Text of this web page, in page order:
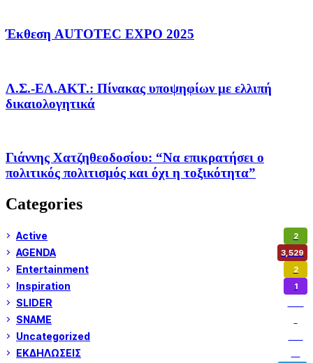
Έκθεση AUTOTEC EXPO 2025
Λ.Σ.-ΕΛ.ΑΚΤ.: Πίνακας υποψηφίων με ελλιπή
δικαιολογητικά
Γιάννης Χατζηθεοδοσίου: “Να επικρατήσει ο
πολιτικός πολιτισμός και όχι η τοξικότητα”
Categories
Active 2
AGENDA 3,529
Entertainment 2
Inspiration 1
SLIDER
SNAME
Uncategorized
ΕΚΔΗΛΩΣΕΙΣ